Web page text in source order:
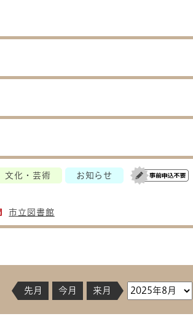
文化・芸術
お知らせ
市立図書館
先月 今月 来月